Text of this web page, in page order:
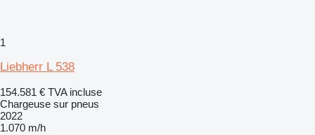
1
Liebherr L 538
154.581 € TVA incluse
Chargeuse sur pneus
2022
1.070 m/h